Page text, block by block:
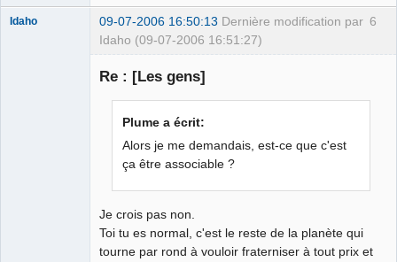
6
Idaho 09-07-2006 16:50:13 Dernière modification par
Idaho (09-07-2006 16:51:27)
Re : [Les gens]
Plume a écrit:
Alors je me demandais, est-ce que c'est
ça être associable ?
Je crois pas non.
Toi tu es normal, c'est le reste de la planète qui
tourne par rond à vouloir fraterniser à tout prix et